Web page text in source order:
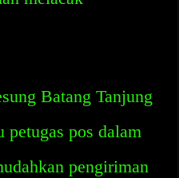
Batang Tanjung
petugas pos dalam
pengiriman